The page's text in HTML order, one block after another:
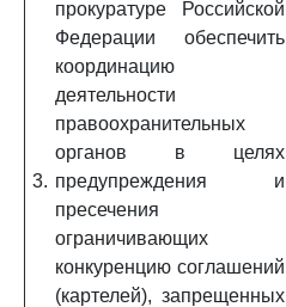
3.
прокуратуре Российской
Федерации обеспечить
координацию
деятельности
правоохранительных
органов в целях
предупреждения и
пресечения
ограничивающих
конкуренцию соглашений
(картелей), запрещенных